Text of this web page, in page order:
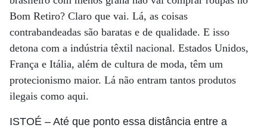
Bom Retiro? Claro que vai. Lá, as coisas
contrabandeadas são baratas e de qualidade. E isso
detona com a indústria têxtil nacional. Estados Unidos,
França e Itália, além de cultura de moda, têm um
protecionismo maior. Lá não entram tantos produtos
ilegais como aqui.
ISTOÉ – Até que ponto essa distância entre a